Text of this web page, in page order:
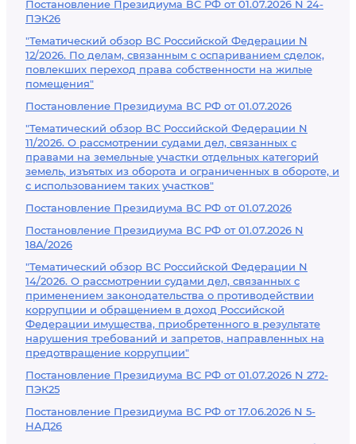
Постановление Президиума ВС РФ от 01.07.2026 N 24-
ПЭК26
"Тематический обзор ВС Российской Федерации N
12/2026. По делам, связанным с оспариванием сделок,
повлекших переход права собственности на жилые
помещения"
Постановление Президиума ВС РФ от 01.07.2026
"Тематический обзор ВС Российской Федерации N
11/2026. О рассмотрении судами дел, связанных с
правами на земельные участки отдельных категорий
земель, изъятых из оборота и ограниченных в обороте, и
с использованием таких участков"
Постановление Президиума ВС РФ от 01.07.2026
Постановление Президиума ВС РФ от 01.07.2026 N
18А/2026
"Тематический обзор ВС Российской Федерации N
14/2026. О рассмотрении судами дел, связанных с
применением законодательства о противодействии
коррупции и обращением в доход Российской
Федерации имущества, приобретенного в результате
нарушения требований и запретов, направленных на
предотвращение коррупции"
Постановление Президиума ВС РФ от 01.07.2026 N 272-
ПЭК25
Постановление Президиума ВС РФ от 17.06.2026 N 5-
НАД26